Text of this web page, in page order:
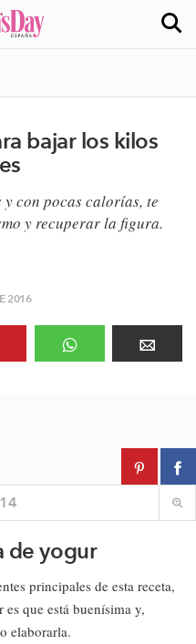
bajar los kilos
con pocas calorías, te
y recuperar la figura.
2016
14
de yogur
principales de esta receta,
que está buenísima y,
elaborarla.